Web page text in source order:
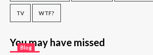
TV WTF?
You may have missed
Blog